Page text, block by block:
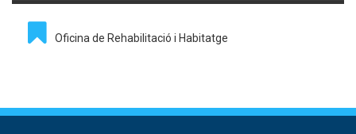
Oficina de Rehabilitació i Habitatge